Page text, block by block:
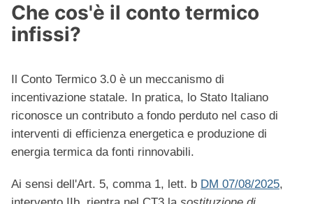
Che cos'è il conto termico
infissi?
Il Conto Termico 3.0 è un meccanismo di
incentivazione statale. In pratica, lo Stato Italiano
riconosce un contributo a fondo perduto nel caso di
interventi di efficienza energetica e produzione di
energia termica da fonti rinnovabili.
Ai sensi dell'Art. 5, comma 1, lett. b DM 07/08/2025,